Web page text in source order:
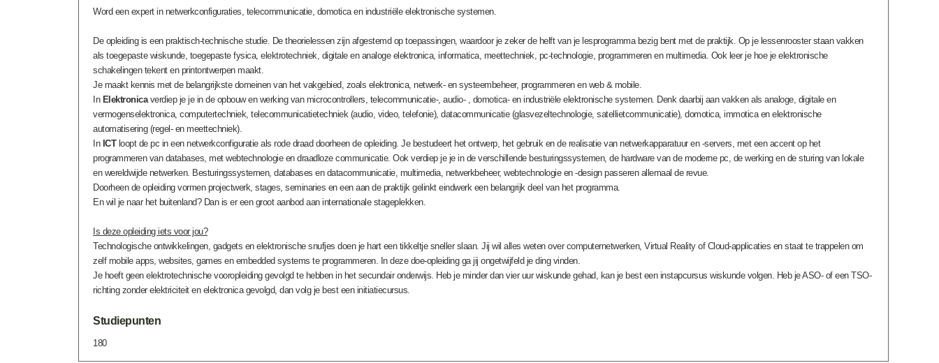
Word een expert in netwerkconfiguraties, telecommunicatie, domotica en industriële elektronische systemen.
De opleiding is een praktisch-technische studie. De theorielessen zijn afgestemd op toepassingen, waardoor je zeker de helft van je lesprogramma bezig bent met de praktijk. Op je lessenrooster staan vakken
als toegepaste wiskunde, toegepaste fysica, elektrotechniek, digitale en analoge elektronica, informatica, meettechniek, pc-technologie, programmeren en multimedia. Ook leer je hoe je elektronische
schakelingen tekent en printontwerpen maakt.
Je maakt kennis met de belangrijkste domeinen van het vakgebied, zoals elektronica, netwerk- en systeembeheer, programmeren en web & mobile.
In Elektronicaverdiep je je in de opbouw en werking van microcontrollers, telecommunicatie-, audio- , domotica- en industriële elektronische systemen. Denk daarbij aan vakken als analoge, digitale en
vermogenselektronica, computertechniek, telecommunicatietechniek (audio, video, telefonie), datacommunicatie (glasvezeltechnologie, satellietcommunicatie), domotica, immotica en elektronische
automatisering (regel- en meettechniek).
In ICTloopt de pc in een netwerkconfiguratie als rode draad doorheen de opleiding. Je bestudeert het ontwerp, het gebruik en de realisatie van netwerkapparatuur en -servers, met een accent op het
programmeren van databases, met webtechnologie en draadloze communicatie. Ook verdiep je je in de verschillende besturingssystemen, de hardware van de moderne pc, de werking en de sturing van lokale
en wereldwijde netwerken. Besturingssystemen, databases en datacommunicatie, multimedia, netwerkbeheer, webtechnologie en -design passeren allemaal de revue.
Doorheen de opleiding vormen projectwerk, stages, seminaries en een aan de praktijk gelinkt eindwerk een belangrijk deel van het programma.
En wil je naar het buitenland? Dan is er een groot aanbod aan internationale stageplekken.
Is deze opleiding iets voor jou?
Technologische ontwikkelingen, gadgets en elektronische snufjes doen je hart een tikkeltje sneller slaan. Jij wil alles weten over computernetwerken, Virtual Reality of Cloud-applicaties en staat te trappelen om
zelf mobile apps, websites, games en embedded systems te programmeren. In deze doe-opleiding ga jij ongetwijfeld je ding vinden.
Je hoeft geen elektrotechnische vooropleiding gevolgd te hebben in het secundair onderwijs. Heb je minder dan vier uur wiskunde gehad, kan je best een instapcursus wiskunde volgen. Heb je ASO- of een TSO-
richting zonder elektriciteit en elektronica gevolgd, dan volg je best een initiatiecursus.
Studiepunten
180